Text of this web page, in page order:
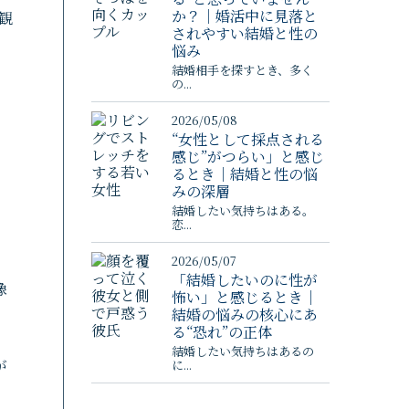
か？｜婚活中に見落と
されやすい結婚と性の
悩み
結婚相手を探すとき、多く
の...
2026/05/08
“女性として採点される
感じ”がつらい」と感じ
るとき｜結婚と性の悩
みの深層
結婚したい気持ちはある。
恋...
2026/05/07
「結婚したいのに性が
怖い」と感じるとき｜
結婚の悩みの核心にあ
る“恐れ”の正体
結婚したい気持ちはあるの
に...